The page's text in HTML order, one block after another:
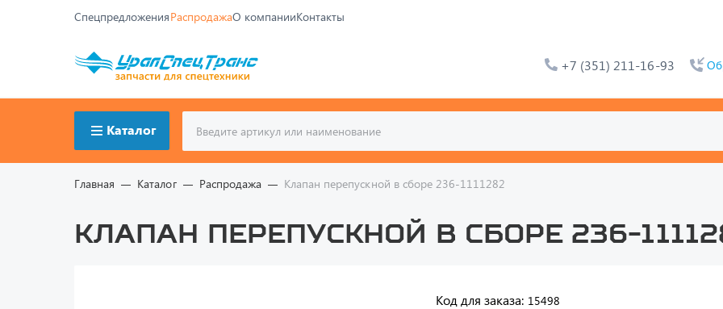
СпецпредложенияРаспродажаО компанииКонтакты
+7 (351) 211-16-93
Каталог
Главная Каталог Распродажа Клапан перепускной в сборе 236-1111282
Клапан перепускной в сборе 236-
Код для заказа: 15498